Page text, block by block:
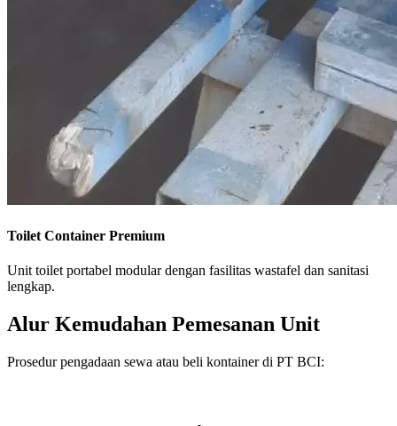
Toilet Container Premium
Unit toilet portabel modular dengan fasilitas wastafel dan sanitasi
lengkap.
Alur Kemudahan Pemesanan Unit
Prosedur pengadaan sewa atau beli kontainer di PT BCI: